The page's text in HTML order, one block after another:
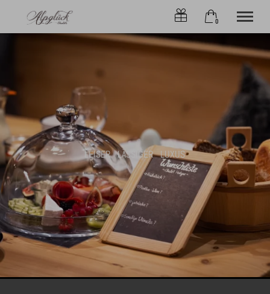
Ohne Zeitraum
CHALETs
ONLINE-BUCHEN
SERVICE
ANGEBOTE
ALPLIEBE
KONTAKT
OBERSTDORF
Tel.+49 8322 6797
0
Warenkorb ist leer
LEISER LÄSSIGER LUXUS